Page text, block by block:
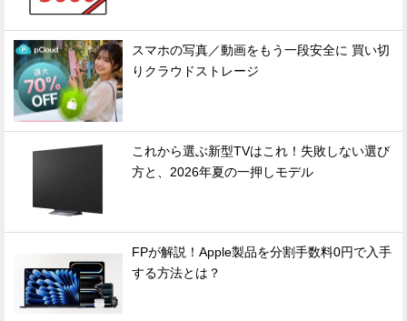
スマホの写真／動画をもう一段安全に 買い切
りクラウドストレージ
これから選ぶ新型TVはこれ！失敗しない選び
方と、2026年夏の一押しモデル
FPが解説！Apple製品を分割手数料0円で入手
する方法とは？